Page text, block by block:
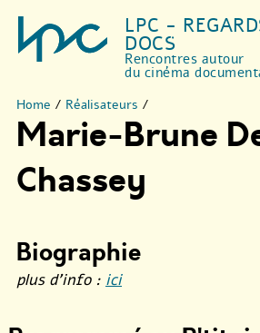
LPC -
DOCS
Rencontres autour
du cinéma
Home / Réalisateurs /
Marie-Brune
Chassey
Biographie
plus d’info : ici